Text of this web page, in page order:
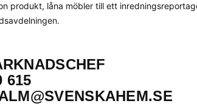
produkt, låna möbler till ett
615